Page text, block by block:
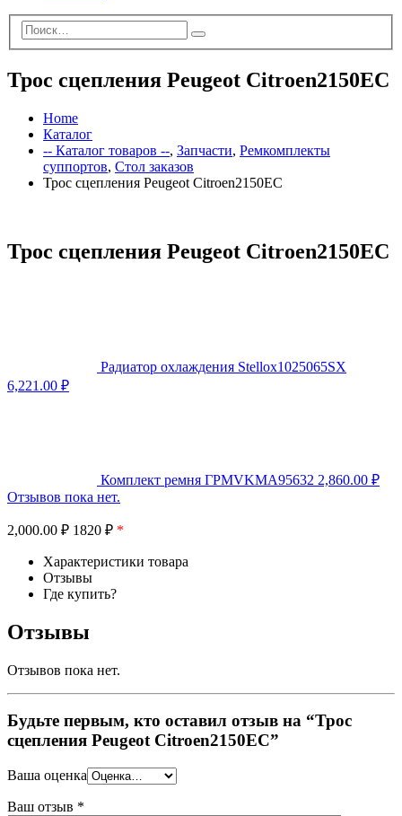
Трос сцепления Peugeot Citroen2150EC
Home
Каталог
-- Каталог товаров --, Запчасти, Ремкомплекты
суппортов, Стол заказов
Трос сцепления Peugeot Citroen2150EC
Трос сцепления Peugeot Citroen2150EC
Радиатор охлаждения Stellox1025065SX
6,221.00 ₽
Комплект ремня ГРМVKMA95632 2,860.00 ₽
Отзывов пока нет.
2,000.00 ₽ 1820 ₽ *
Характеристики товара
Отзывы
Где купить?
Отзывы
Отзывов пока нет.
Будьте первым, кто оставил отзыв на “Трос
сцепления Peugeot Citroen2150EC”
Ваша оценка
Ваш отзыв *